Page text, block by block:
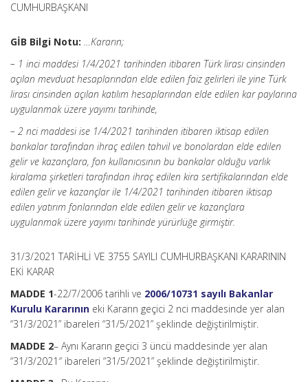
CUMHURBAŞKANI
GİB Bilgi Notu: …Kararın;
– 1 inci maddesi 1/4/2021 tarihinden itibaren Türk lirası cinsinden
açılan mevduat hesaplarından elde edilen faiz gelirleri ile yine Türk
lirası cinsinden açılan katılım hesaplarından elde edilen kar paylarına
uygulanmak üzere yayımı tarihinde,
– 2 nci maddesi ise 1/4/2021 tarihinden itibaren iktisap edilen
bankalar tarafından ihraç edilen tahvil ve bonolardan elde edilen
gelir ve kazançlara, fon kullanıcısının bu bankalar olduğu varlık
kiralama şirketleri tarafından ihraç edilen kira sertifikalarından elde
edilen gelir ve kazançlar ile 1/4/2021 tarihinden itibaren iktisap
edilen yatırım fonlarından elde edilen gelir ve kazançlara
uygulanmak üzere yayımı tarihinde yürürlüğe girmiştir.
31/3/2021 TARİHLİ VE 3755 SAYILI CUMHURBAŞKANI KARARININ
EKİ KARAR
MADDE 1-22/7/2006 tarihli ve 2006/10731 sayılı Bakanlar
Kurulu Kararının eki Kararın geçici 2 nci maddesinde yer alan
“31/3/2021” ibareleri “31/5/2021” şeklinde değiştirilmiştir.
MADDE 2– Aynı Kararın geçici 3 üncü maddesinde yer alan
“31/3/2021″ ibareleri “31/5/2021” şeklinde değiştirilmiştir.